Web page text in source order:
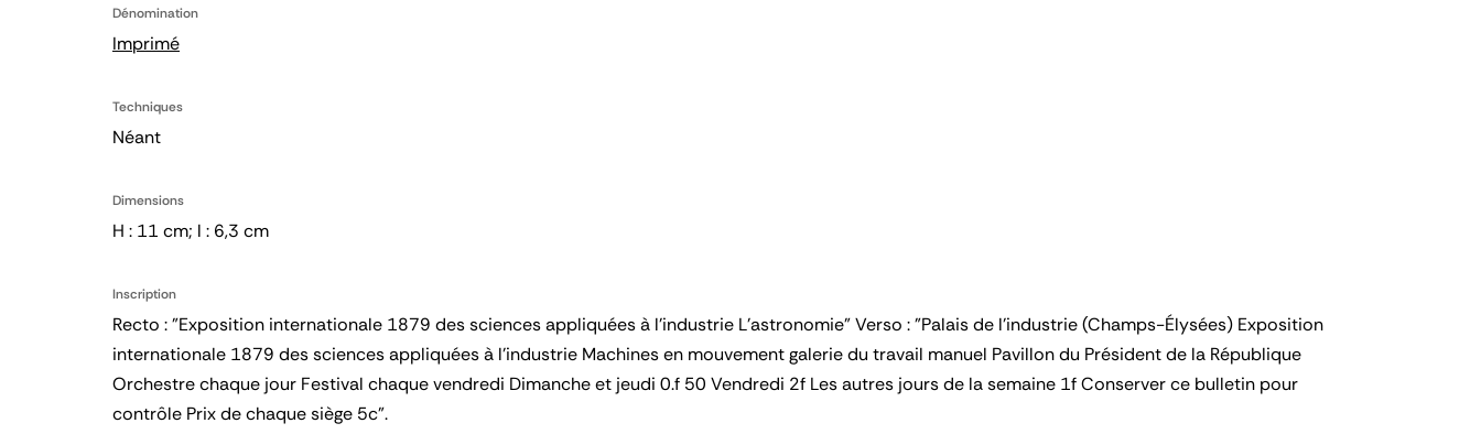
Dénomination
Imprimé
Techniques
Néant
Dimensions
H : 11 cm; l : 6,3 cm
Inscription
Recto : "Exposition internationale 1879 des sciences appliquées à l'industrie L'astronomie" Verso : "Palais de l'industrie (Champs-Élysées) Exposition
internationale 1879 des sciences appliquées à l'industrie Machines en mouvement galerie du travail manuel Pavillon du Président de la République
Orchestre chaque jour Festival chaque vendredi Dimanche et jeudi 0.f 50 Vendredi 2f Les autres jours de la semaine 1f Conserver ce bulletin pour
contrôle Prix de chaque siège 5c".